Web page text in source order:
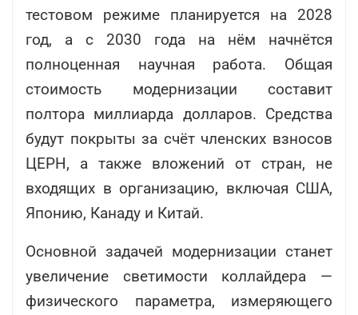
тестовом режиме планируется на 2028
год, а с 2030 года на нём начнётся
полноценная научная работа. Общая
стоимость модернизации составит
полтора миллиарда долларов. Средства
будут покрыты за счёт членских взносов
ЦЕРН, а также вложений от стран, не
входящих в организацию, включая США,
Японию, Канаду и Китай.
Основной задачей модернизации станет
увеличение светимости коллайдера —
физического параметра, измеряющего